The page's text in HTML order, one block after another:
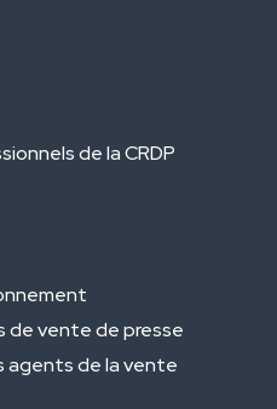
de la CRDP
de vente de presse
agents de la vente